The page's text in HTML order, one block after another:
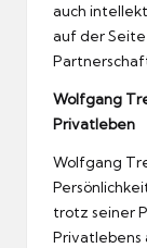
auch
auf der
Wolfgang
Privatleben
Wolfgang
trotz seiner
Privatlebens